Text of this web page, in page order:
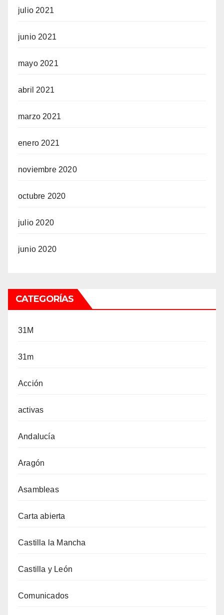
julio 2021
junio 2021
mayo 2021
abril 2021
marzo 2021
enero 2021
noviembre 2020
octubre 2020
julio 2020
junio 2020
CATEGORÍAS
31M
31m
Acción
activas
Andalucía
Aragón
Asambleas
Carta abierta
Castilla la Mancha
Castilla y León
Comunicados